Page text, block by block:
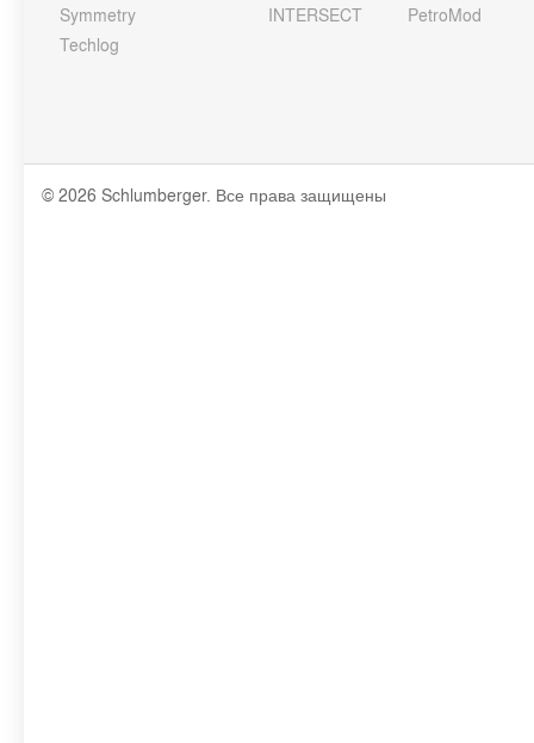
Symmetry
Techlog
INTERSECT
PetroMod
© 2026 Schlumberger. Все права защищены